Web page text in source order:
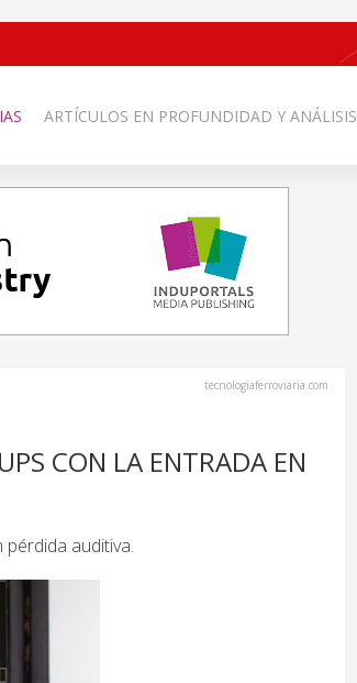
ARTÍCULOS EN PROFUNDIDAD Y ANÁLISIS
tecnologiaferroviaria.com
CON LA ENTRADA EN
auditiva.